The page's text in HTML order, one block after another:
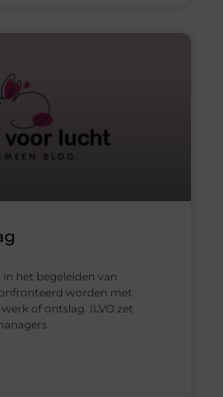
in het begeleiden van
worden met
of ontslag. ILVO zet